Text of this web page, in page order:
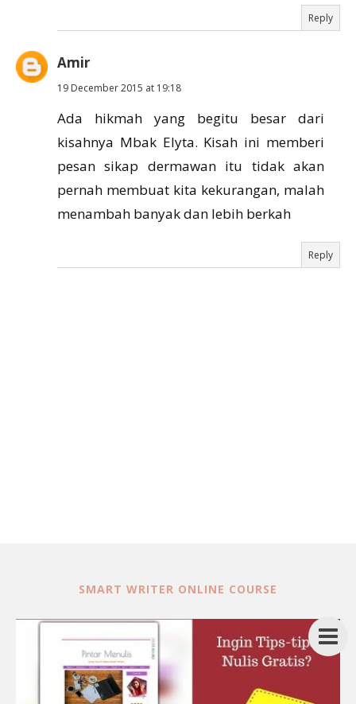
Reply
Amir
19 December 2015 at 19:18
Ada hikmah yang begitu besar dari
kisahnya Mbak Elyta. Kisah ini memberi
pesan sikap dermawan itu tidak akan
pernah membuat kita kekurangan, malah
menambah banyak dan lebih berkah
Reply
SMART WRITER ONLINE COURSE